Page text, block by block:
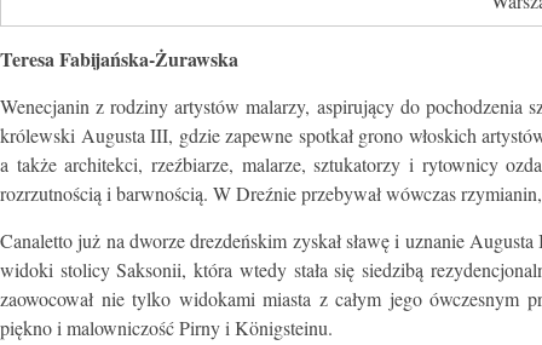
Teresa Fabijańska-Żurawska
Wenecjanin z rodziny artystów malarzy, aspirujący do pochodzenia
kró­lewski Augusta III, gdzie zapewne spotkał grono włoskich
a także architekci, rzeźbiarze, malarze, sztukatorzy i rytownicy
rozrzutnością i barw­nością. W Dreźnie przebywał wówczas
Canaletto już na dworze drezdeńskim zyskał sławę i uznanie
wido­ki stolicy Saksonii, która wtedy stała się siedzibą
zaowocował nie tylko widokami miasta z całym jego ówczesnym
piękno i malowniczość Pirny i Königsteinu.